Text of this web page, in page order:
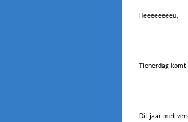
Heeeeeeeeu,
Tienerdag komt
Dit jaar met